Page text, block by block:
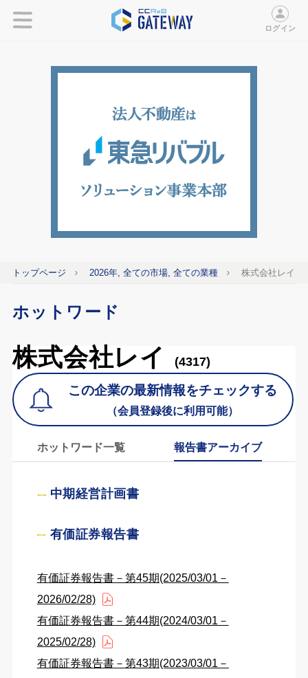
ログイン
トップページ 2026年, 全ての市場, 全ての業種 株式会社レイ
ホットワード
株式会社レイ (4317)
この企業の最新情報をチェックする
（会員登録後に利用可能）
ホットワード一覧 報告書アーカイブ
中期経営計画書
有価証券報告書
有価証券報告書－第45期(2025/03/01－
2026/02/28)
有価証券報告書－第44期(2024/03/01－
2025/02/28)
有価証券報告書－第43期(2023/03/01－